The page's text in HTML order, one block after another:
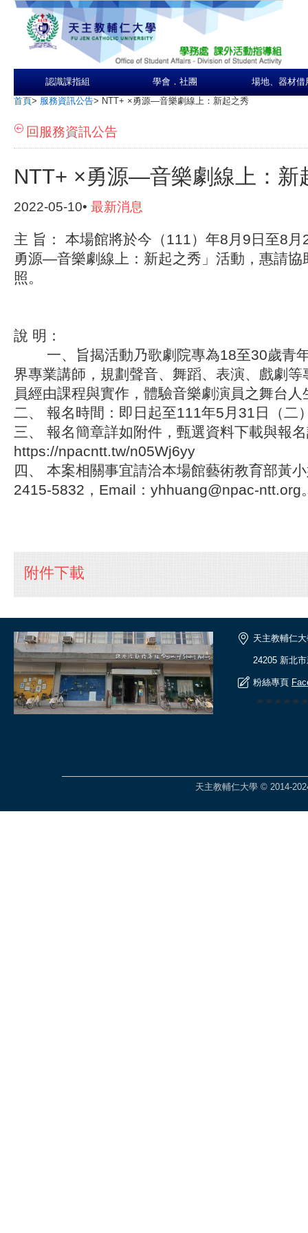
認識課指組 學會．社團 場地、器材借
首頁> 服務資訊公告> NTT+ ×勇源—音樂劇線上：新起之秀
回服務資訊公告
NTT+ ×勇源—音樂劇線上：新
2022-05-10• 最新消息
主 旨： 本場館將於今（111）年8月9日至8
勇源—音樂劇線上：新起之秀」活動，惠請協
照。
說 明：
一、旨揭活動乃歌劇院專為18至30歲青
界專業講師，規劃聲音、舞蹈、表演、戲劇
員經由課程與實作，體驗音樂劇演員之舞台人
二、 報名時間：即日起至111年5月31日（二
三、 報名簡章詳如附件，甄選資料下載與報
https://npacntt.tw/n05Wj6yy
四、 本案相關事宜請洽本場館藝術教育部黃
2415-5832，Email：yhhuang@npac-ntt.org
附件下載
天主教輔仁
24205 新北
粉絲專頁
天主教輔仁大學 © 2014-